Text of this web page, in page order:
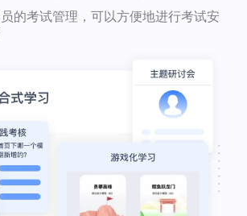
的考试管理，可以方便地进行考试安